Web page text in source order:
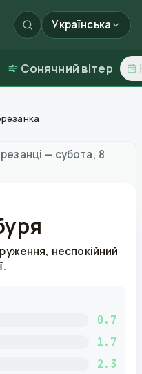
Українська
Сонячний вітер
— субота, 8
неспокійний
0.7
1.7
2.3